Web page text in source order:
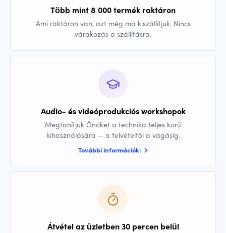
Több mint 8 000 termék raktáron
Ami raktáron van, azt még ma kiszállítjuk. Nincs
várakozás a szállításra.
Audio- és videóprodukciós workshopok
Megtanítjuk Önöket a technika teljes körű
kihasználására — a felvételtől a vágásig.
További információk:
Átvétel az üzletben 30 percen belül